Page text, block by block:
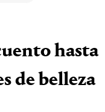
hasta
de belleza